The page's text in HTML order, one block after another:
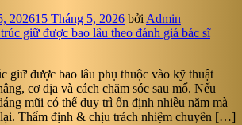
202615 Tháng 5, 2026 bởi Admin
giữ được bao lâu phụ thuộc vào kỹ thuật
cơ địa và cách chăm sóc sau mổ. Nếu
mũi có thể duy trì ổn định nhiều năm mà
Thẩm định & chịu trách nhiệm chuyên […]